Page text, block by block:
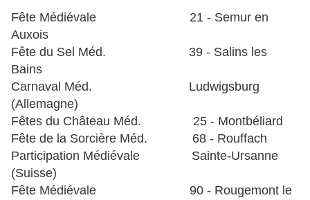
Fête Médiévale 21 - Semur en
Auxois
Fête du Sel Méd. 39 - Salins les
Bains
Carnaval Méd. Ludwigsburg
(Allemagne)
Fêtes du Château Méd. 25 - Montbéliard
Fête de la Sorcière Méd. 68 - Rouffach
Participation Médiévale Sainte-Ursanne
(Suisse)
Fête Médiévale 90 - Rougemont le